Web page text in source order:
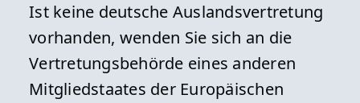
Ist keine deutsche Auslandsvertretung
vorhanden, wenden Sie sich an die
Vertretungsbehörde eines anderen
Mitgliedstaates der Europäischen